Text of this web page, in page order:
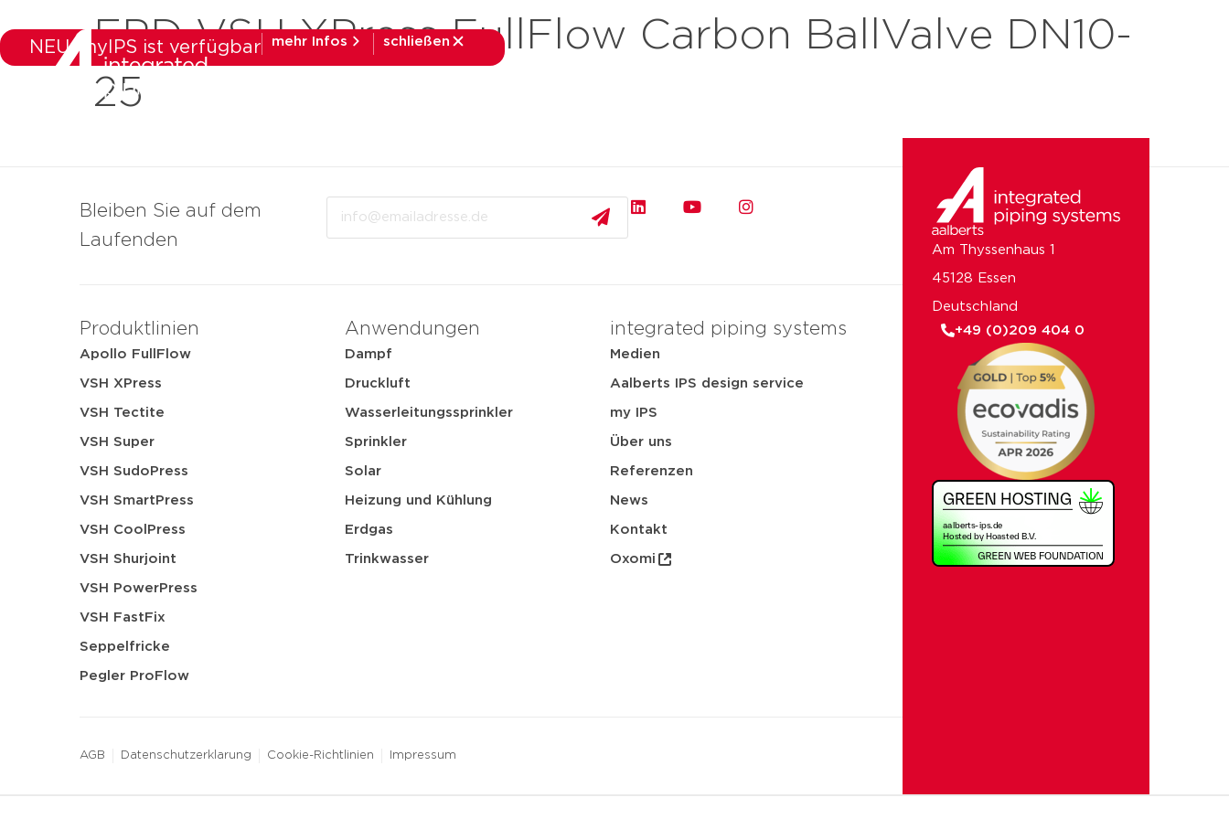
NEU: myIPS ist verfügbar mehr Infos
schließen
EPD VSH XPress FullFlow Carbon BallValve DN10-
25
Bleiben Sie auf dem
Laufenden
Produktlinien
Apollo FullFlow
VSH XPress
VSH Tectite
VSH Super
VSH SudoPress
VSH SmartPress
VSH CoolPress
VSH Shurjoint
VSH PowerPress
VSH FastFix
Seppelfricke
Pegler ProFlow
Anwendungen
Dampf
Druckluft
Wasserleitungssprinkler
Sprinkler
Solar
Heizung und Kühlung
Erdgas
Trinkwasser
integrated piping systems
Medien
Aalberts IPS design service
my IPS
Über uns
Referenzen
News
Kontakt
Oxomi
AGB Datenschutzerklarung Cookie-Richtlinien Impressum
Am Thyssenhaus 1
45128 Essen
Deutschland
+49 (0)209 404 0